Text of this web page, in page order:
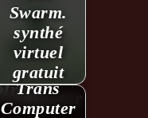
Swarm.
synthé
virtuel
gratuit
Trans
Computer